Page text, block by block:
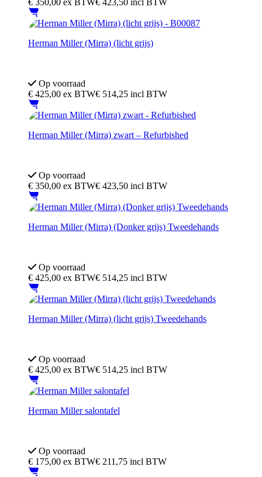
Herman Miller (Mirra) (licht grijs)
Op voorraad
€ 425,00 ex BTW€ 514,25 incl BTW
Herman Miller (Mirra) zwart – Refurbished
Op voorraad
€ 350,00 ex BTW€ 423,50 incl BTW
Herman Miller (Mirra) (Donker grijs) Tweedehands
Op voorraad
€ 425,00 ex BTW€ 514,25 incl BTW
Herman Miller (Mirra) (licht grijs) Tweedehands
Op voorraad
€ 425,00 ex BTW€ 514,25 incl BTW
Herman Miller salontafel
Op voorraad
€ 175,00 ex BTW€ 211,75 incl BTW